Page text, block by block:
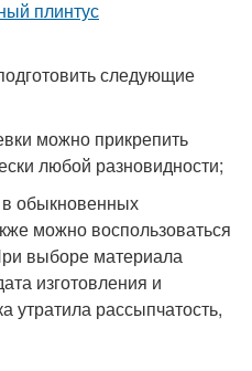
следующие
можно прикрепить
любой разновидности;
обыкновенных
можно воспользоваться
выборе материала
изготовления и
утратила рассыпчатость,